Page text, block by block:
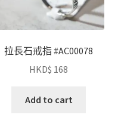
拉長石戒指 #AC00078
HKD$ 168
Add to cart